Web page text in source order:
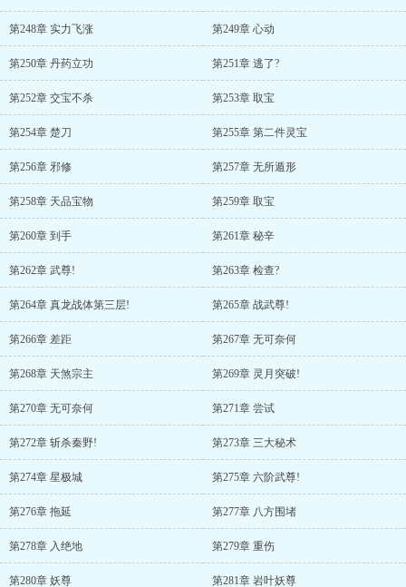
第248章 实力飞涨 第249章 心动
第250章 丹药立功 第251章 逃了?
第252章 交宝不杀 第253章 取宝
第254章 楚刀 第255章 第二件灵宝
第256章 邪修 第257章 无所遁形
第258章 天品宝物 第259章 取宝
第260章 到手 第261章 秘辛
第262章 武尊! 第263章 检查?
第264章 真龙战体第三层! 第265章 战武尊!
第266章 差距 第267章 无可奈何
第268章 天煞宗主 第269章 灵月突破!
第270章 无可奈何 第271章 尝试
第272章 斩杀秦野! 第273章 三大秘术
第274章 星极城 第275章 六阶武尊!
第276章 拖延 第277章 八方围堵
第278章 入绝地 第279章 重伤
第280章 妖尊 第281章 岩叶妖尊